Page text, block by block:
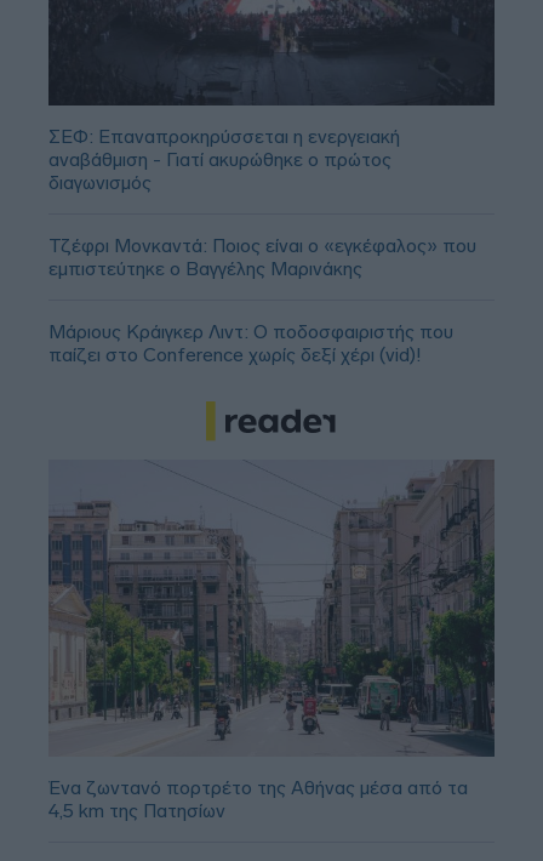
ΣΕΦ: Επαναπροκηρύσσεται η ενεργειακή
αναβάθμιση - Γιατί ακυρώθηκε ο πρώτος
διαγωνισμός
Τζέφρι Μονκαντά: Ποιος είναι ο «εγκέφαλος» που
εμπιστεύτηκε ο Βαγγέλης Μαρινάκης
Μάριους Κράιγκερ Λιντ: Ο ποδοσφαιριστής που
παίζει στο Conference χωρίς δεξί χέρι (vid)!
Ένα ζωντανό πορτρέτο της Αθήνας μέσα από τα
4,5 km της Πατησίων